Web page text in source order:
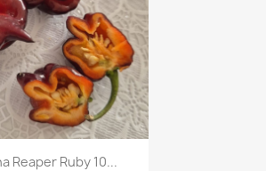
Vista rápida
Reaper Ruby 10...